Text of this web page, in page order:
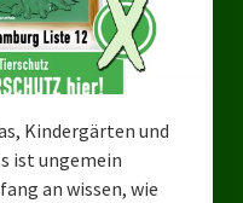
Kindergärten und
ist ungemein
an wissen, wie